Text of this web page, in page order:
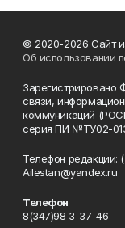
© 2020-2026 Сайт
Об использовании
Зарегистрировано
связи,
коммуникаций
серия ПИ №ТУ02-
Телефон редакции:
Ailestan@yandex.ru
Телефон
8(347)98 3-37-46